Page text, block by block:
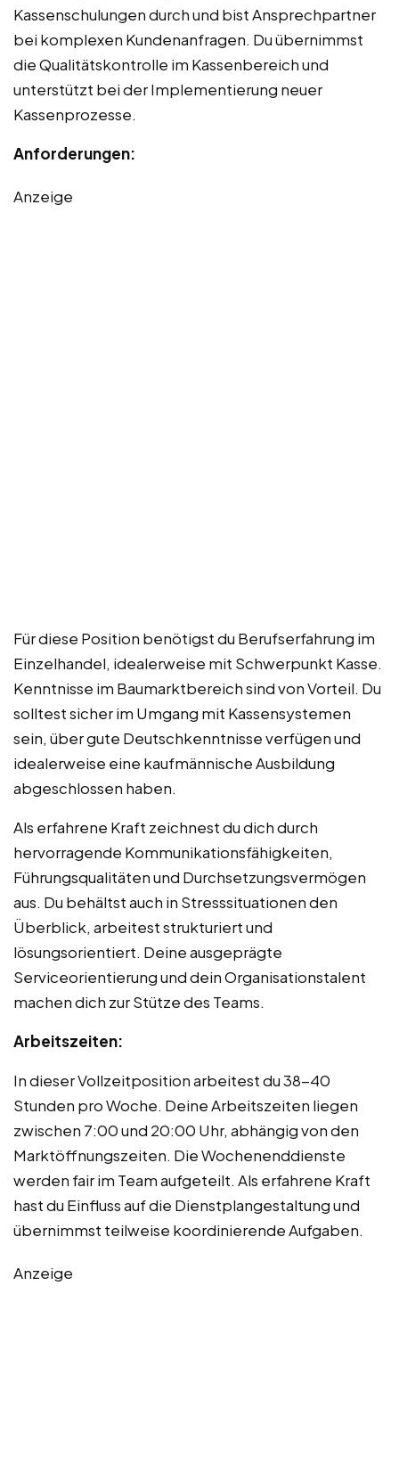
Kassenschulungen durch und bist Ansprechpartner
bei komplexen Kundenanfragen. Du übernimmst
die Qualitätskontrolle im Kassenbereich und
unterstützt bei der Implementierung neuer
Kassenprozesse.
Anforderungen:
Anzeige
Für diese Position benötigst du Berufserfahrung im
Einzelhandel, idealerweise mit Schwerpunkt Kasse.
Kenntnisse im Baumarktbereich sind von Vorteil. Du
solltest sicher im Umgang mit Kassensystemen
sein, über gute Deutschkenntnisse verfügen und
idealerweise eine kaufmännische Ausbildung
abgeschlossen haben.
Als erfahrene Kraft zeichnest du dich durch
hervorragende Kommunikationsfähigkeiten,
Führungsqualitäten und Durchsetzungsvermögen
aus. Du behältst auch in Stresssituationen den
Überblick, arbeitest strukturiert und
lösungsorientiert. Deine ausgeprägte
Serviceorientierung und dein Organisationstalent
machen dich zur Stütze des Teams.
Arbeitszeiten:
In dieser Vollzeitposition arbeitest du 38-40
Stunden pro Woche. Deine Arbeitszeiten liegen
zwischen 7:00 und 20:00 Uhr, abhängig von den
Marktöffnungszeiten. Die Wochenenddienste
werden fair im Team aufgeteilt. Als erfahrene Kraft
hast du Einfluss auf die Dienstplangestaltung und
übernimmst teilweise koordinierende Aufgaben.
Anzeige